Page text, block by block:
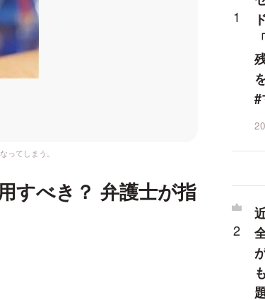
ってしまう。
すべき？ 弁護士が指
#